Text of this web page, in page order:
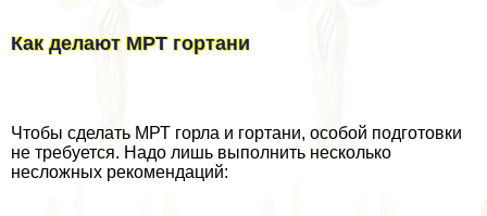
Как делают МРТ гортани
Чтобы сделать МРТ горла и гортани, особой подготовки
не требуется. Надо лишь выполнить несколько
несложных рекомендаций: